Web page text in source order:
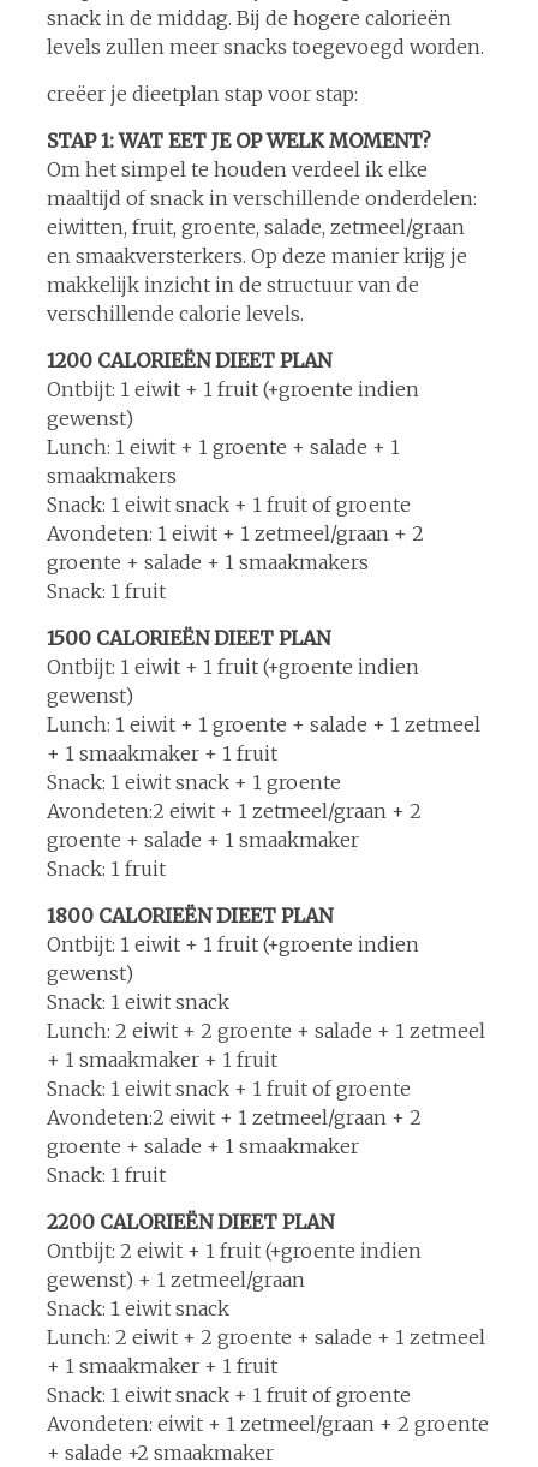
snack in de middag. Bij de hogere calorieën
levels zullen meer snacks toegevoegd worden.
creëer je dieetplan stap voor stap:
STAP 1: WAT EET JE OP WELK MOMENT?
Om het simpel te houden verdeel ik elke
maaltijd of snack in verschillende onderdelen:
eiwitten, fruit, groente, salade, zetmeel/graan
en smaakversterkers. Op deze manier krijg je
makkelijk inzicht in de structuur van de
verschillende calorie levels.
1200 CALORIEËN DIEET PLAN
Ontbijt: 1 eiwit + 1 fruit (+groente indien
gewenst)
Lunch: 1 eiwit + 1 groente + salade + 1
smaakmakers
Snack: 1 eiwit snack + 1 fruit of groente
Avondeten: 1 eiwit + 1 zetmeel/graan + 2
groente + salade + 1 smaakmakers
Snack: 1 fruit
1500 CALORIEËN DIEET PLAN
Ontbijt: 1 eiwit + 1 fruit (+groente indien
gewenst)
Lunch: 1 eiwit + 1 groente + salade + 1 zetmeel
+ 1 smaakmaker + 1 fruit
Snack: 1 eiwit snack + 1 groente
Avondeten:2 eiwit + 1 zetmeel/graan + 2
groente + salade + 1 smaakmaker
Snack: 1 fruit
1800 CALORIEËN DIEET PLAN
Ontbijt: 1 eiwit + 1 fruit (+groente indien
gewenst)
Snack: 1 eiwit snack
Lunch: 2 eiwit + 2 groente + salade + 1 zetmeel
+ 1 smaakmaker + 1 fruit
Snack: 1 eiwit snack + 1 fruit of groente
Avondeten:2 eiwit + 1 zetmeel/graan + 2
groente + salade + 1 smaakmaker
Snack: 1 fruit
2200 CALORIEËN DIEET PLAN
Ontbijt: 2 eiwit + 1 fruit (+groente indien
gewenst) + 1 zetmeel/graan
Snack: 1 eiwit snack
Lunch: 2 eiwit + 2 groente + salade + 1 zetmeel
+ 1 smaakmaker + 1 fruit
Snack: 1 eiwit snack + 1 fruit of groente
Avondeten: eiwit + 1 zetmeel/graan + 2 groente
+ salade +2 smaakmaker